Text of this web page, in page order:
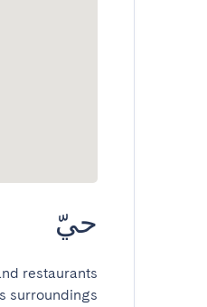
حيّ
surroundings